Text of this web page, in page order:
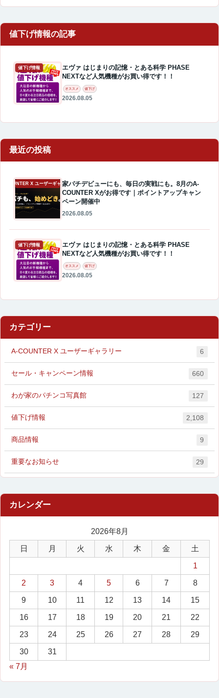
値下げ情報
エヴァ はじまりの記憶・とある科学 PHASE
NEXTなど人気機種がお買い得です！！
オススメ 値下げ
2026.08.05
最近の投稿
A-COUNTER X ユーザーギャラリー家パチデビューにも、毎日の実戦にも。8月のA-
COUNTER Xがお得です｜ポイントアップキャン
ペーン開催中
2026.08.05
値下げ情報
エヴァ はじまりの記憶・とある科学 PHASE
NEXTなど人気機種がお買い得です！！
オススメ 値下げ
2026.08.05
カテゴリー
A-COUNTER X ユーザーギャラリー 6
セール・キャンペーン情報 660
わが家のパチンコ写真館 127
値下げ情報 2,108
商品情報 9
重要なお知らせ 29
2026年8月
日 月 火 水 木 金 土
1
2 3 4 5 6 7 8
9 10 11 12 13 14 15
16 17 18 19 20 21 22
23 24 25 26 27 28 29
30
31
« 7月